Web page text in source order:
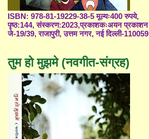
ISBN: 978-81-19229-38-5 मूल्यः400 रुपये,
पृष्ठ:144, संस्करण:2023,प्रकाशकःअयन प्रकाशन
जे-19/39, राजापुरी, उत्तम नगर, नई दिल्ली-110059
तुम हो मुझमे (नवगीत-संग्रह)